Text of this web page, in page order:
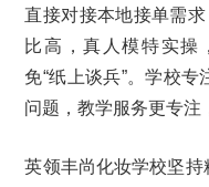
直接对接本地接单需
比高，真人模特实操
免“纸上谈兵”。学校
问题，教学服务更专注
英领丰尚化妆学校坚